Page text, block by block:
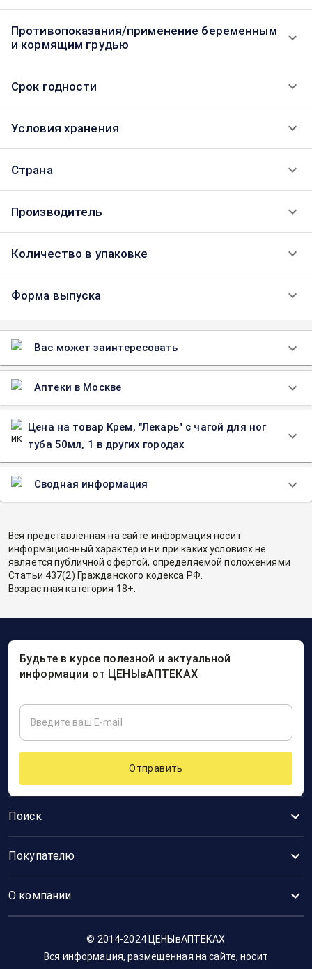
Противопоказания/применение беременным
и кормящим грудью
Срок годности
Условия хранения
Страна
Производитель
Количество в упаковке
Форма выпуска
Вас может заинтересовать
Аптеки в Москве
Цена на товар Крем, "Лекарь" с чагой для ног
туба 50мл, 1 в других городах
Сводная информация
Вся представленная на сайте информация носит
информационный характер и ни при каких условиях не
является публичной офертой, определяемой положениями
Статьи 437(2) Гражданского кодекса РФ.
Возрастная категория 18+.
Поиск
Покупателю
О компании
Будьте в курсе полезной и актуальной
информации от ЦЕНЫвАПТЕКАХ
Отправить
© 2014-2024 ЦЕНЫвАПТЕКАХ
Вся информация, размещенная на сайте, носит